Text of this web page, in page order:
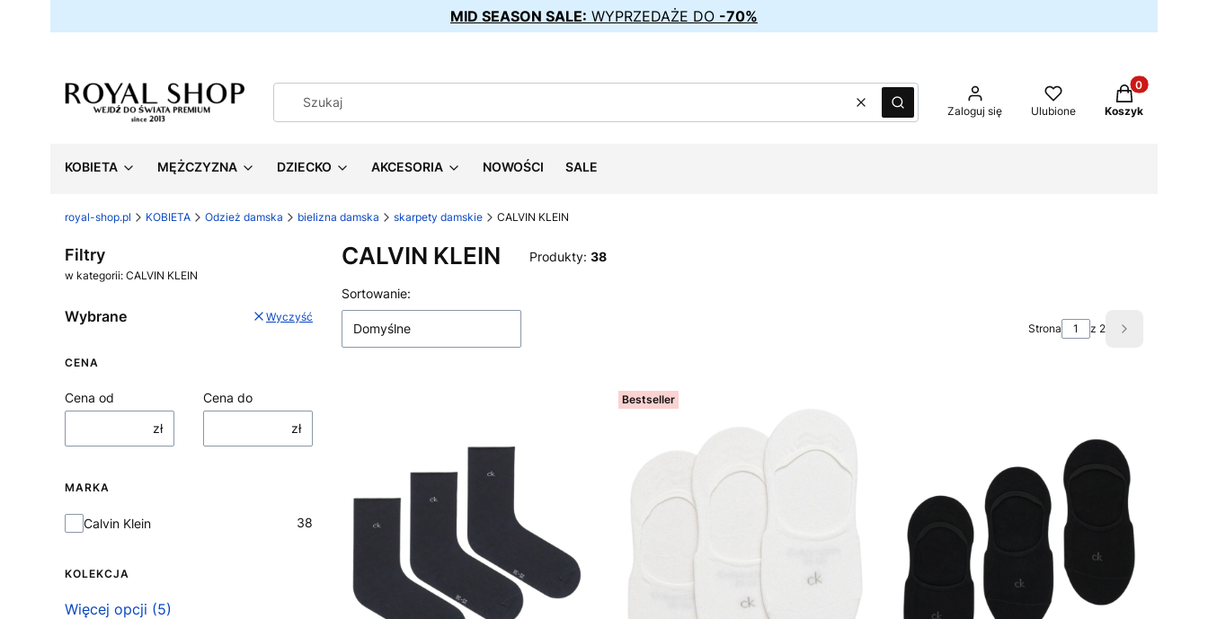
MID SEASON SALE: WYPRZEDAŻE DO -70%
WyczyśćSzukaj Zaloguj się Ulubione
Produkty w
Koszyk
KOBIETA MĘŻCZYZNA DZIECKO AKCESORIA NOWOŚCI SALE
royal-shop.pl KOBIETA Odzież damska bielizna damska skarpety damskie CALVIN KLEIN
Filtry
w kategorii: CALVIN KLEIN
Wybrane Wyczyść
CENA
Cena od
zł
Cena do
zł
MARKA
Marka
Calvin Klein 38
KOLEKCJA
Kolekcja
Więcej opcji (5)
CALVIN KLEIN Produkty: 38
Lista produktów
Sortowanie:
Domyślne Strona z 2 Następne
Bestseller